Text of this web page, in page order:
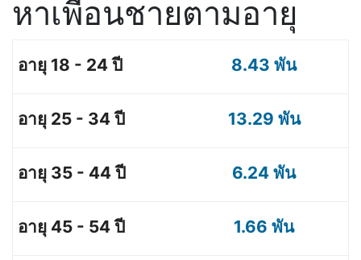
หาเพื่อนชายตามอายุ
8.43 พัน
13.29 พัน
6.24 พัน
1.66 พัน